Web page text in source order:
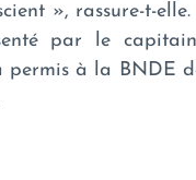
», rassure-t-
par le
à la BNDE